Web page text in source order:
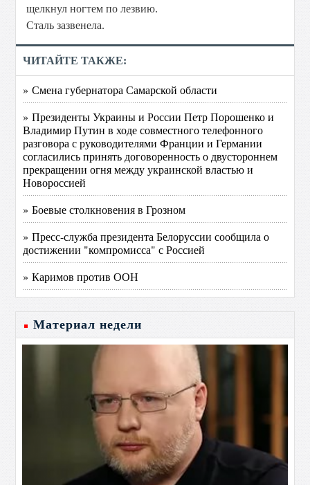
щелкнул ногтем по лезвию.
Сталь зазвенела.
ЧИТАЙТЕ ТАКЖЕ:
» Смена губернатора Самарской области
» Президенты Украины и России Петр Порошенко и
Владимир Путин в ходе совместного телефонного
разговора с руководителями Франции и Германии
согласились принять договоренность о двустороннем
прекращении огня между украинской властью и
Новороссией
» Боевые столкновения в Грозном
» Пресс-служба президента Белоруссии сообщила о
достижении "компромисса" с Россией
» Каримов против ООН
Материал недели